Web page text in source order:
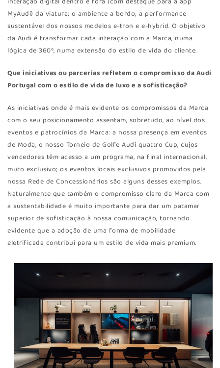
MyAudi) da viatura; o ambiente a bordo; a performance
sustentável dos nossos modelos e-tron e e-hybrid. O objetivo
da Audi é transformar cada interação com a Marca, numa
lógica de 360º, numa extensão do estilo de vida do cliente.
Que iniciativas ou parcerias refletem o compromisso da Audi
Portugal com o estilo de vida de luxo e a sofisticação?
As iniciativas onde é mais evidente os compromissos da Marca
com o seu posicionamento assentam, sobretudo, ao nível dos
eventos e patrocínios da Marca: a nossa presença em eventos
de Moda, o nosso Torneio de Golfe Audi quattro Cup, cujos
vencedores têm acesso a um programa, na final internacional,
muto exclusivo; os eventos locais exclusivos promovidos pela
nossa Rede de Concessionários são alguns desses exemplos.
Naturalmente que também o compromisso claro da Marca com
a sustentabilidade é muito importante para dar um patamar
superior de sofisticação à nossa comunicação, tornando
evidente que a adoção de uma forma de mobilidade
eletrificada contribui para um estilo de vida mais premium.